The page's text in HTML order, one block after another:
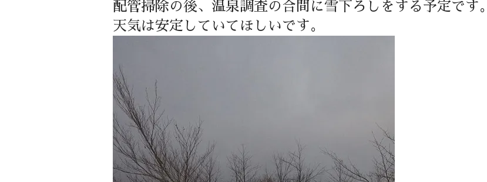
配管掃除の後、温泉調査の合間に雪下ろしをする予定です。
天気は安定していてほしいです。